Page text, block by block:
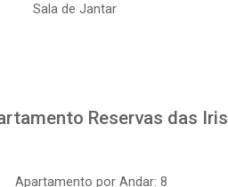
Sala de Jantar
Reservas das Iris
Apartamento por Andar: 8